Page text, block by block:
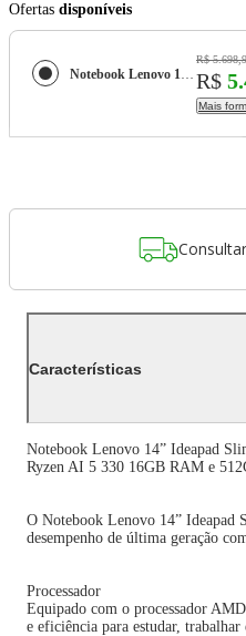
Ofertas disponíveis
Notebook Lenovo 14” Ideapad Slim 5 83NJ0002BR Windows 11 AMD Ryzen AI 5 330 16GB RAM e 512GB SSD Luna Gray
R$
R$
Mais
Consultar
Características
Notebook Lenovo 14” Ideapad
Ryzen AI 5 330 16GB RAM e
O Notebook Lenovo 14” Ideapad
desempenho de última geração
Processador
Equipado com o processador
e eficiência para estudar, trabalhar